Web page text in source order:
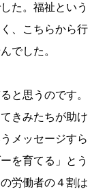
た。福祉という
、こちらから行
でした。
と思うのです。
きみたちが助け
メッセージすら
を育てる」とう
労働者の４割は